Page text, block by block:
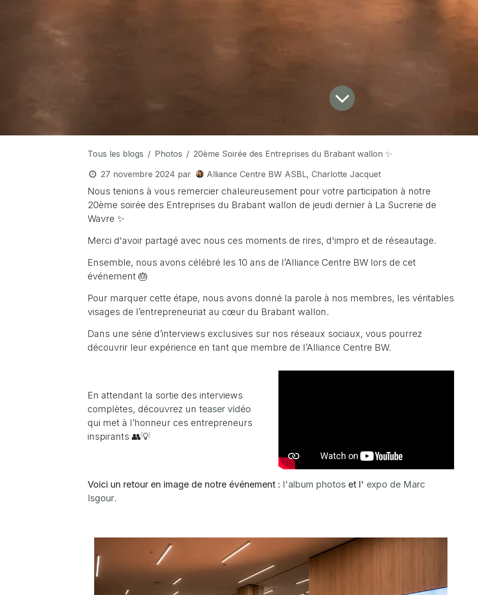
Tous les blogs Photos
20ème Soirée des Entreprises du Brabant wallon ✨
27 novembre 2024 par Alliance Centre BW ASBL, Charlotte Jacquet
Nous tenions à vous remercier chaleureusement pour votre participation à notre
20ème soirée des Entreprises du Brabant wallon de jeudi dernier à La Sucrerie de
Wavre ✨
Merci d'avoir partagé avec nous ces moments de rires, d'impro et de réseautage.
Ensemble, nous avons célébré les 10 ans de l’Alliance Centre BW lors de cet
événement 🎂
Pour marquer cette étape, nous avons donné la parole à nos membres, les véritables
visages de l’entrepreneuriat au cœur du Brabant wallon.
Dans une série d’interviews exclusives sur nos réseaux sociaux, vous pourrez
découvrir leur expérience en tant que membre de l’Alliance Centre BW.
En attendant la sortie des interviews
complètes, découvrez un teaser vidéo
qui met à l’honneur ces entrepreneurs
inspirants 👥💡
Voici un retour en image de notre événement : l'album photos et l' expo de Marc
Isgour.